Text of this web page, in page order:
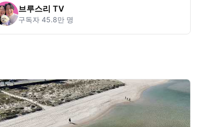
브루스리 TV
구독자 45.8만 명